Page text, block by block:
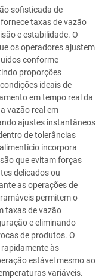
sofisticada de
taxas de vazão
e estabilidade. O
os operadores ajustem
conforme
proporções
ideais de
em tempo real da
vazão real em
ajustes instantâneos
de tolerâncias
incorpora
que evitam forças
delicados ou
as operações de
permitem o
taxas de vazão
e eliminando
de produtos. O
às
estável mesmo ao
variáveis.